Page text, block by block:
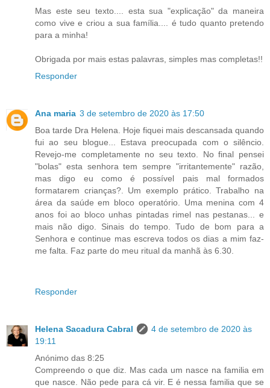
Mas este seu texto.... esta sua "explicação" da maneira
como vive e criou a sua família.... é tudo quanto pretendo
para a minha!
Obrigada por mais estas palavras, simples mas completas!!
Responder
Ana maria 3 de setembro de 2020 às 17:50
Boa tarde Dra Helena. Hoje fiquei mais descansada quando
fui ao seu blogue... Estava preocupada com o silêncio.
Revejo-me completamente no seu texto. No final pensei
"bolas" esta senhora tem sempre "irritantemente" razão,
mas digo eu como é possível pais mal formados
formatarem crianças?. Um exemplo prático. Trabalho na
área da saúde em bloco operatório. Uma menina com 4
anos foi ao bloco unhas pintadas rimel nas pestanas... e
mais não digo. Sinais do tempo. Tudo de bom para a
Senhora e continue mas escreva todos os dias a mim faz-
me falta. Faz parte do meu ritual da manhã às 6.30.
Responder
Helena Sacadura Cabral
4 de setembro de 2020 às
19:11
Anónimo das 8:25
Compreendo o que diz. Mas cada um nasce na familia em
que nasce. Não pede para cá vir. E é nessa familia que se